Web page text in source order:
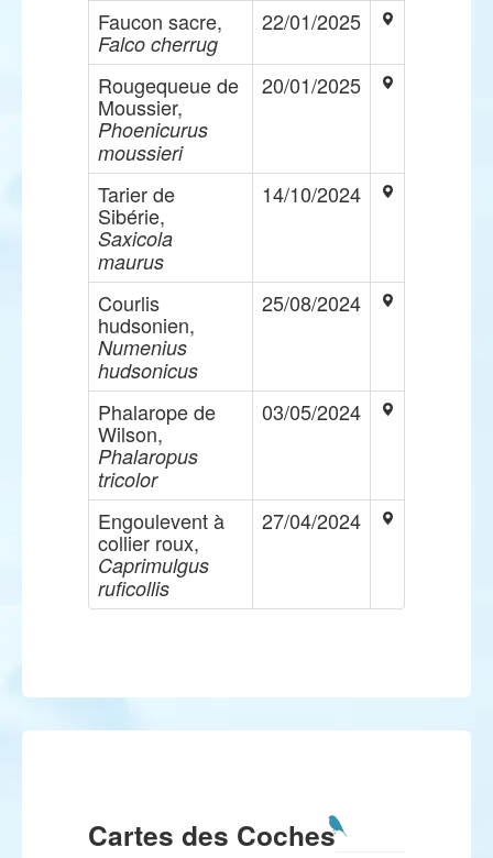
Faucon sacre,
Falco cherrug
22/01/2025
Rougequeue de
Moussier,
Phoenicurus
moussieri
20/01/2025
Tarier de
Sibérie,
Saxicola
maurus
14/10/2024
Courlis
hudsonien,
Numenius
hudsonicus
25/08/2024
Phalarope de
Wilson,
Phalaropus
tricolor
03/05/2024
Engoulevent à
collier roux,
Caprimulgus
ruficollis
27/04/2024
Cartes des Coches